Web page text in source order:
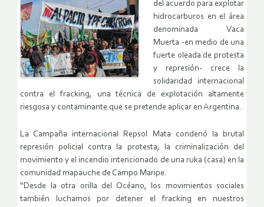
del acuerdo para explotar
hidrocarburos en el área
denominada Vaca
Muerta -en medio de una
fuerte oleada de protesta
y represión- crece la
solidaridad internacional
contra el fracking, una técnica de explotación altamente
riesgosa y contaminante que se pretende aplicar en Argentina.
La Campaña internacional Repsol Mata condenó la brutal
represión policial contra la protesta, la criminalización del
movimiento y el incendio intencionado de una ruka (casa) en la
comunidad mapauche de Campo Maripe.
“Desde la otra orilla del Océano, los movimientos sociales
también luchamos por detener el fracking en nuestros